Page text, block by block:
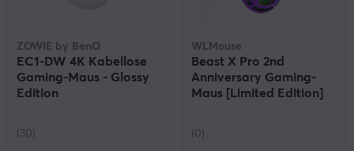
ZOWIE by BenQ
EC1-DW 4K Kabellose
Gaming-Maus - Glossy
Edition
(30)
WLMouse
Beast X Pro 2nd
Anniversary Gaming-
Maus [Limited Edition]
(0)